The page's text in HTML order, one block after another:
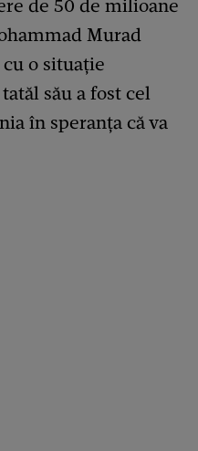
de 50 de milioane
Murad
o situație
său a fost cel
în speranța că va